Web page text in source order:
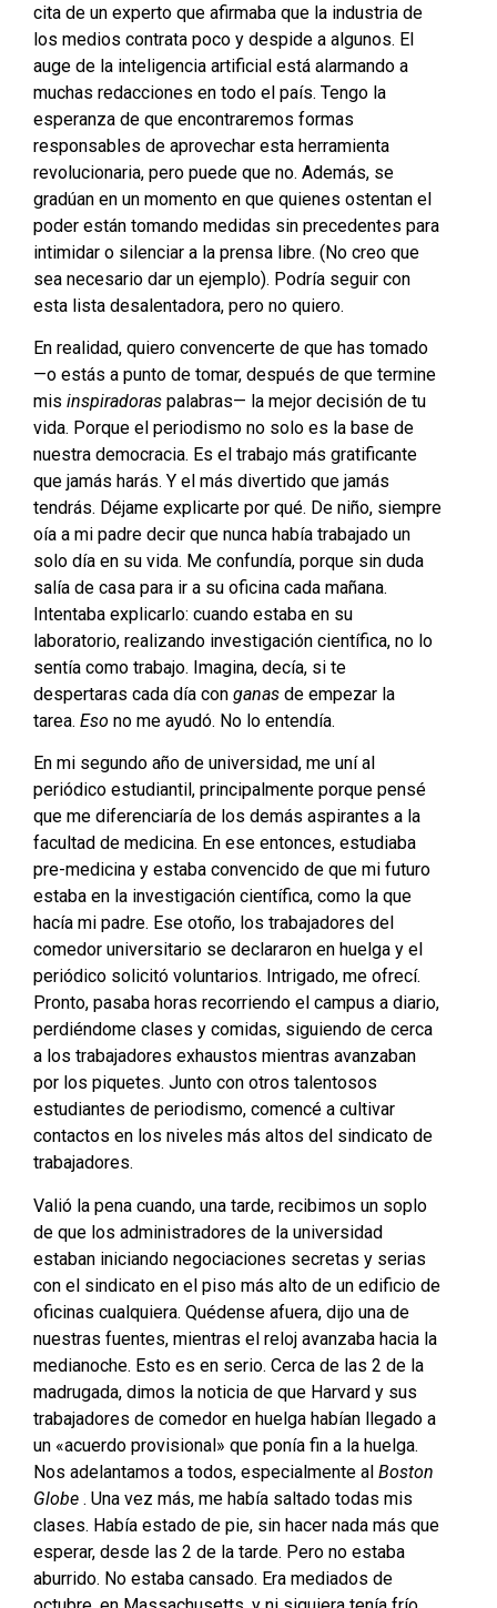
cita de un experto que afirmaba que la industria de
los medios contrata poco y despide a algunos. El
auge de la inteligencia artificial está alarmando a
muchas redacciones en todo el país. Tengo la
esperanza de que encontraremos formas
responsables de aprovechar esta herramienta
revolucionaria, pero puede que no. Además, se
gradúan en un momento en que quienes ostentan el
poder están tomando medidas sin precedentes para
intimidar o silenciar a la prensa libre. (No creo que
sea necesario dar un ejemplo). Podría seguir con
esta lista desalentadora, pero no quiero.
En realidad, quiero convencerte de que has tomado
—o estás a punto de tomar, después de que termine
mis inspiradoras palabras— la mejor decisión de tu
vida. Porque el periodismo no solo es la base de
nuestra democracia. Es el trabajo más gratificante
que jamás harás. Y el más divertido que jamás
tendrás. Déjame explicarte por qué. De niño, siempre
oía a mi padre decir que nunca había trabajado un
solo día en su vida. Me confundía, porque sin duda
salía de casa para ir a su oficina cada mañana.
Intentaba explicarlo: cuando estaba en su
laboratorio, realizando investigación científica, no lo
sentía como trabajo. Imagina, decía, si te
despertaras cada día con ganas de empezar la
tarea. Eso no me ayudó. No lo entendía.
En mi segundo año de universidad, me uní al
periódico estudiantil, principalmente porque pensé
que me diferenciaría de los demás aspirantes a la
facultad de medicina. En ese entonces, estudiaba
pre-medicina y estaba convencido de que mi futuro
estaba en la investigación científica, como la que
hacía mi padre. Ese otoño, los trabajadores del
comedor universitario se declararon en huelga y el
periódico solicitó voluntarios. Intrigado, me ofrecí.
Pronto, pasaba horas recorriendo el campus a diario,
perdiéndome clases y comidas, siguiendo de cerca
a los trabajadores exhaustos mientras avanzaban
por los piquetes. Junto con otros talentosos
estudiantes de periodismo, comencé a cultivar
contactos en los niveles más altos del sindicato de
trabajadores.
Valió la pena cuando, una tarde, recibimos un soplo
de que los administradores de la universidad
estaban iniciando negociaciones secretas y serias
con el sindicato en el piso más alto de un edificio de
oficinas cualquiera. Quédense afuera, dijo una de
nuestras fuentes, mientras el reloj avanzaba hacia la
medianoche. Esto es en serio. Cerca de las 2 de la
madrugada, dimos la noticia de que Harvard y sus
trabajadores de comedor en huelga habían llegado a
un «acuerdo provisional» que ponía fin a la huelga.
Nos adelantamos a todos, especialmente al Boston
Globe . Una vez más, me había saltado todas mis
clases. Había estado de pie, sin hacer nada más que
esperar, desde las 2 de la tarde. Pero no estaba
aburrido. No estaba cansado. Era mediados de